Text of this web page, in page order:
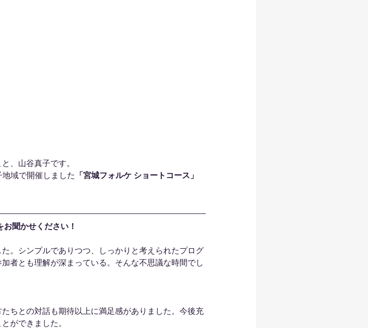
、山谷真子です。
域で開催しました
「宮城フォルケ ショートコース」
聞かせください！
。シンプルでありつつ、しっかりと考えられたプログ
者とも理解が深まっている。そんな不思議な時間でし
ちとの対話も期待以上に満足感がありました。今後充
ができました。